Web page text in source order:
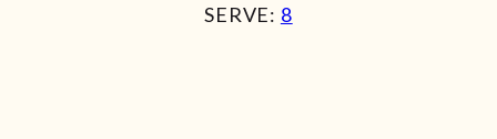
SERVE: 8